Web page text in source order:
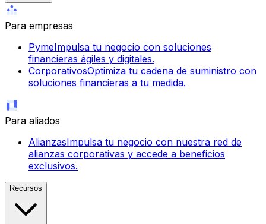
Para empresas
PymeImpulsa tu negocio con soluciones
financieras ágiles y digitales.
CorporativosOptimiza tu cadena de suministro con
soluciones financieras a tu medida.
Para aliados
AlianzasImpulsa tu negocio con nuestra red de
alianzas corporativas y accede a beneficios
exclusivos.
Recursos